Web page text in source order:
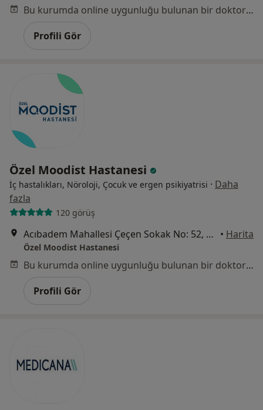
Bu kurumda online uygunluğu bulunan bir doktor veya uzman bulunamadı
Profili Gör
Özel Moodist Hastanesi
İç hastalıkları, Nöroloji, Çocuk ve ergen psikiyatrisi · Daha
fazla
120 görüş
Acıbadem Mahallesi Çeçen Sokak No: 52, Üsküdar • Harita
Özel Moodist Hastanesi
Bu kurumda online uygunluğu bulunan bir doktor veya uzman bulunamadı
Profili Gör